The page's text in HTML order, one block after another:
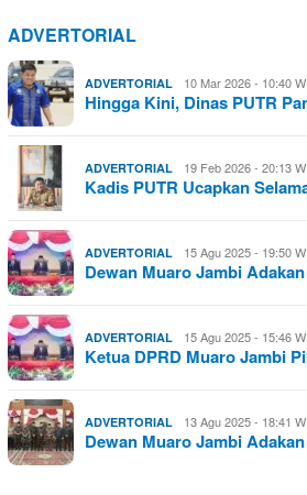
ADVERTORIAL
ADVERTORIAL 10 Mar 2026 - 10:40
Hingga Kini, Dinas PUTR
ADVERTORIAL 19 Feb 2026 - 20:13
Kadis PUTR Ucapkan
ADVERTORIAL 15 Agu 2025 - 19:50
Dewan Muaro Jambi
ADVERTORIAL 15 Agu 2025 - 15:46
Ketua DPRD Muaro Jambi
ADVERTORIAL 13 Agu 2025 - 18:41
Dewan Muaro Jambi